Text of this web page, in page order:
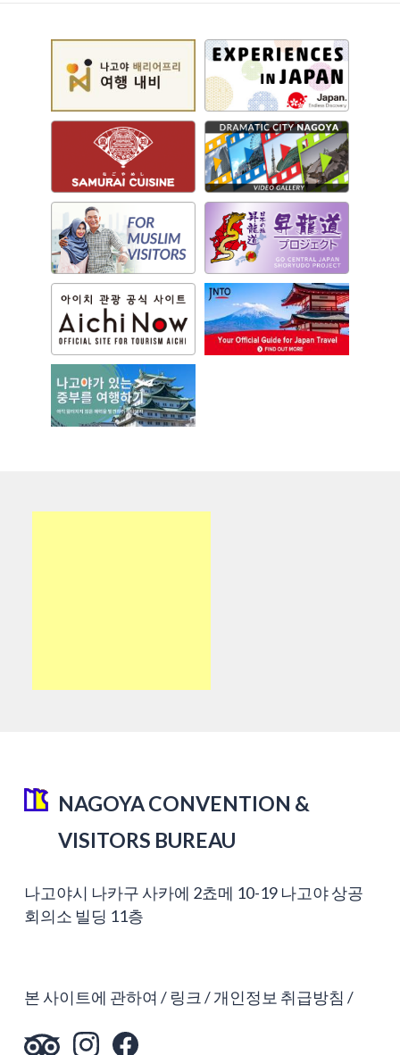
NAGOYA CONVENTION &
VISITORS BUREAU
나고야시 나카구 사카에 2쵸메 10-19 나고야 상공
회의소 빌딩 11층
본 사이트에 관하여 링크 개인정보 취급방침